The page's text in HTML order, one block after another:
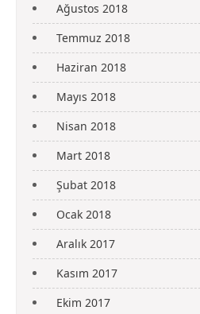
Ağustos 2018
Temmuz 2018
Haziran 2018
Mayıs 2018
Nisan 2018
Mart 2018
Şubat 2018
Ocak 2018
Aralık 2017
Kasım 2017
Ekim 2017